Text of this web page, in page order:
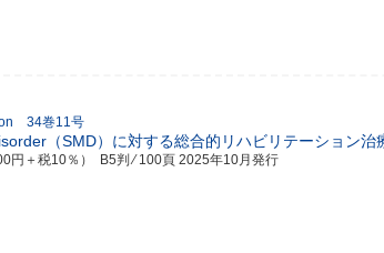
34巻11号
（SMD）に対する総合的リハビリテーション治
円＋税10％） B5判 ⁄ 100頁 2025年10月発行